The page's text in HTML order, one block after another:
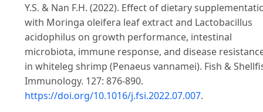
Y.S. & Nan F.H. (2022). Effect of dietary
with Moringa oleifera leaf extract and Lactobacillus
acidophilus on growth performance, intestinal
microbiota, immune response, and disease
in whiteleg shrimp (Penaeus vannamei). Fish &
Immunology. 127: 876-890.
https://doi.org/10.1016/j.fsi.2022.07.007.